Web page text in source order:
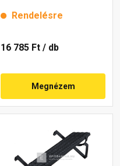
Rendelésre
16 785 Ft / db
Megnézem